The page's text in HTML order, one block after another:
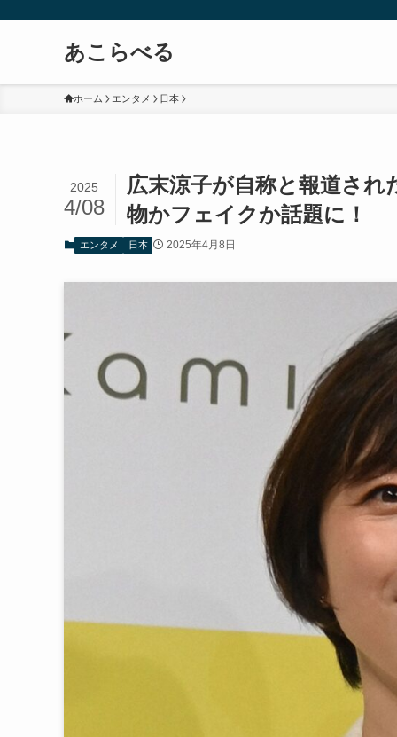
あこらべる
ホーム エンタメ 日本
広末涼子が自称と報道さ
物かフェイクか話題に！
2025
4/08
エンタメ 日本 2025年4月8日